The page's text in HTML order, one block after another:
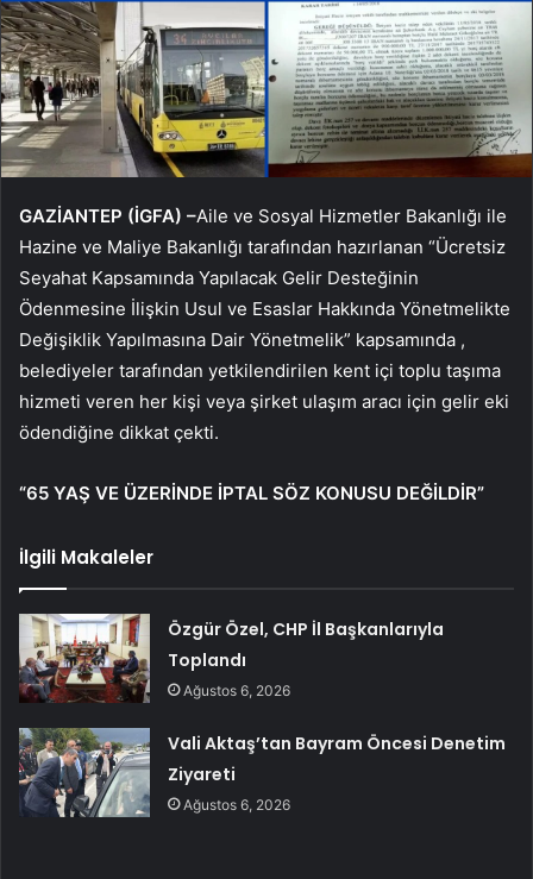
GAZİANTEP (İGFA) –Aile ve Sosyal Hizmetler Bakanlığı ile
Hazine ve Maliye Bakanlığı tarafından hazırlanan “Ücretsiz
Seyahat Kapsamında Yapılacak Gelir Desteğinin
Ödenmesine İlişkin Usul ve Esaslar Hakkında Yönetmelikte
Değişiklik Yapılmasına Dair Yönetmelik” kapsamında ,
belediyeler tarafından yetkilendirilen kent içi toplu taşıma
hizmeti veren her kişi veya şirket ulaşım aracı için gelir eki
ödendiğine dikkat çekti.
“65 YAŞ VE ÜZERİNDE İPTAL SÖZ KONUSU DEĞİLDİR”
İlgili Makaleler
Özgür Özel, CHP İl Başkanlarıyla
Toplandı
Ağustos 6, 2026
Vali Aktaş’tan Bayram Öncesi Denetim
Ziyareti
Ağustos 6, 2026